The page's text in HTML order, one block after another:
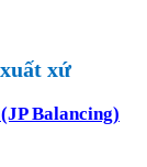
xứ
Balancing)